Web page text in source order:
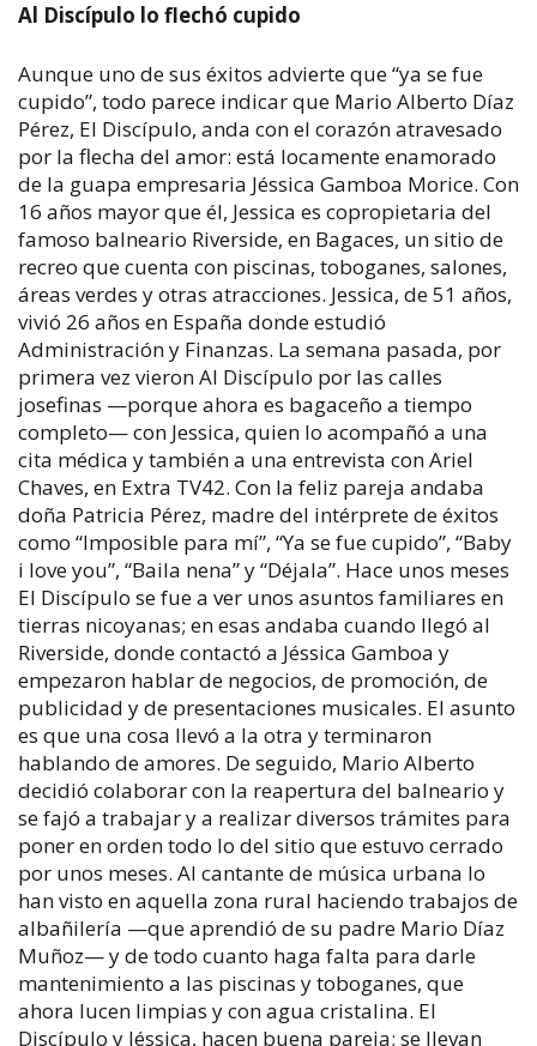
Al Discípulo lo flechó cupido
Aunque uno de sus éxitos advierte que “ya se fue
cupido”, todo parece indicar que Mario Alberto Díaz
Pérez, El Discípulo, anda con el corazón atravesado
por la flecha del amor: está locamente enamorado
de la guapa empresaria Jéssica Gamboa Morice. Con
16 años mayor que él, Jessica es copropietaria del
famoso balneario Riverside, en Bagaces, un sitio de
recreo que cuenta con piscinas, toboganes, salones,
áreas verdes y otras atracciones. Jessica, de 51 años,
vivió 26 años en España donde estudió
Administración y Finanzas. La semana pasada, por
primera vez vieron Al Discípulo por las calles
josefinas —porque ahora es bagaceño a tiempo
completo— con Jessica, quien lo acompañó a una
cita médica y también a una entrevista con Ariel
Chaves, en Extra TV42. Con la feliz pareja andaba
doña Patricia Pérez, madre del intérprete de éxitos
como “Imposible para mí”, “Ya se fue cupido”, “Baby
i love you”, “Baila nena” y “Déjala”. Hace unos meses
El Discípulo se fue a ver unos asuntos familiares en
tierras nicoyanas; en esas andaba cuando llegó al
Riverside, donde contactó a Jéssica Gamboa y
empezaron hablar de negocios, de promoción, de
publicidad y de presentaciones musicales. El asunto
es que una cosa llevó a la otra y terminaron
hablando de amores. De seguido, Mario Alberto
decidió colaborar con la reapertura del balneario y
se fajó a trabajar y a realizar diversos trámites para
poner en orden todo lo del sitio que estuvo cerrado
por unos meses. Al cantante de música urbana lo
han visto en aquella zona rural haciendo trabajos de
albañilería —que aprendió de su padre Mario Díaz
Muñoz— y de todo cuanto haga falta para darle
mantenimiento a las piscinas y toboganes, que
ahora lucen limpias y con agua cristalina. El
Discípulo y Jéssica, hacen buena pareja; se llevan